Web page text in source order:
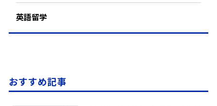
英語留学
おすすめ記事